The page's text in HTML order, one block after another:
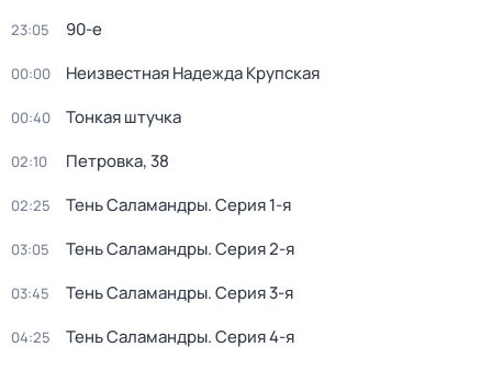
23:05 90-е
00:00 Неизвестная Надежда Крупская
00:40 Тонкая штучка
02:10 Петровка, 38
02:25 Тень Саламандры. Серия 1-я
03:05 Тень Саламандры. Серия 2-я
03:45 Тень Саламандры. Серия 3-я
04:25 Тень Саламандры. Серия 4-я